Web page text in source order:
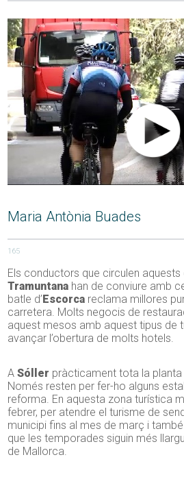
Maria Antònia Buades
165
Els conductors que circulen aquests
Tramuntana han de conviure amb
batle d’Escorca reclama millores
carretera. Molts negocis de
aquest mesos amb aquest tipus de
avançar l’obertura de molts hotels.
ASóller pràcticament tota la
Només resten per fer-ho alguns
reforma. En aquesta zona turística
febrer, per atendre el turisme de
municipi fins al mes de març i també
que les temporades siguin més
de Mallorca.